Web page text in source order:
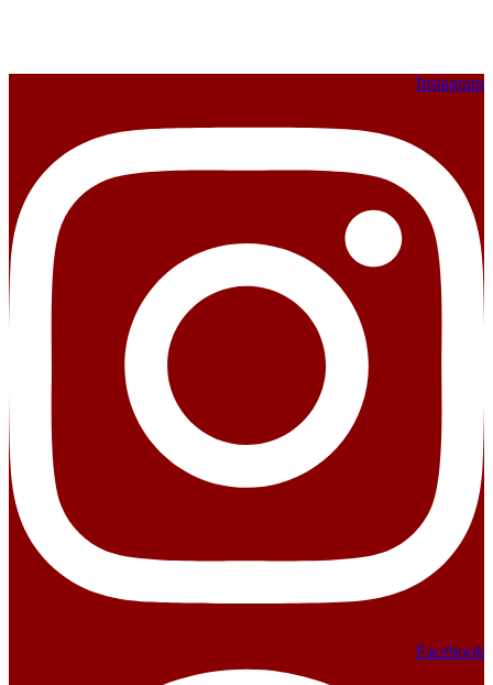
Instagram
Facebook